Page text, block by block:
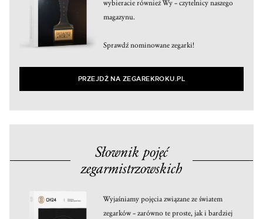
wybieracie również Wy – czytelnicy naszego
magazynu.
Sprawdź nominowane zegarki!
PRZEJDŹ NA ZEGAREKROKU.PL
Słownik pojęć
zegarmistrzowskich
Wyjaśniamy pojęcia związane ze światem
zegarków – zarówno te proste, jak i bardziej